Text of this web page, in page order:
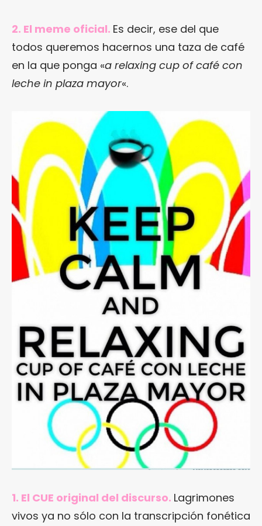
2. El meme oficial. Es decir, ese del que
todos queremos hacernos una taza de café
en la que ponga «a relaxing cup of café con
leche in plaza mayor«.
1. El CUE original del discurso. Lagrimones
vivos ya no sólo con la transcripción fonética